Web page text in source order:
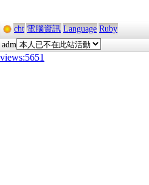
cht 電腦資訊 Language Ruby
adm
views:5651